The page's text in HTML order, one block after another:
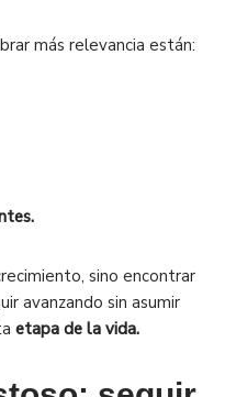
más relevancia están:
sino encontrar
avanzando sin asumir
etapa de la vida.